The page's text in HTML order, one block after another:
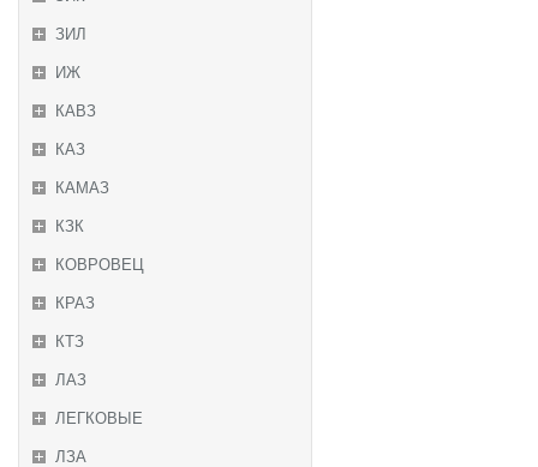
ЗИЛ
ИЖ
КАВЗ
КАЗ
КАМАЗ
КЗК
КОВРОВЕЦ
КРАЗ
КТЗ
ЛАЗ
ЛЕГКОВЫЕ
ЛЗА